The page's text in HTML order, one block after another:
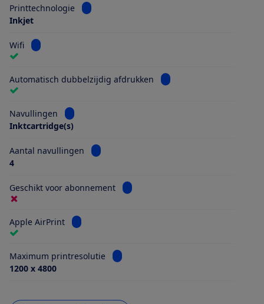
Printtechnologie
Bekijk informatie voor Printtechnologie
Inkjet
Wifi Bekijk informatie voor Wifi
Automatisch dubbelzijdig afdrukken Bekijk informatie voor
Navullingen
Bekijk informatie voor Navullingen
Inktcartridge(s)
Aantal navullingen
Bekijk informatie voor Aantal navullingen
4
Geschikt voor abonnement Bekijk informatie voor Geschikt
Apple AirPrint Bekijk informatie voor Apple AirPrint
Maximum printresolutie
Bekijk informatie voor Maximum
1200 x 4800